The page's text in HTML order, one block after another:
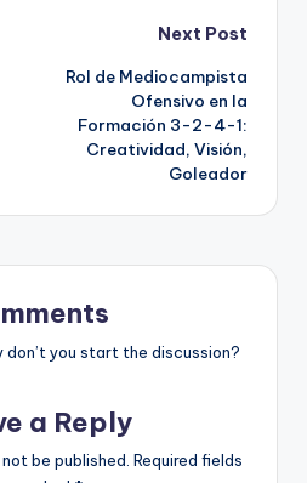
Next Post
Rol de Mediocampista
Ofensivo en la
Formación 3-2-4-1:
Creatividad, Visión,
Goleador
don’t you start the discussion?
a Reply
be published. Required fields